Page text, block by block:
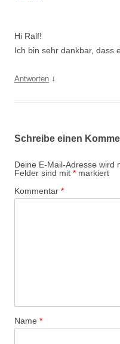
Hi Ralf!
Ich bin sehr dankbar, dass
Antworten ↓
Schreibe einen
Deine E-Mail-Adresse wird
Felder sind mit * markiert
Kommentar *
Name *